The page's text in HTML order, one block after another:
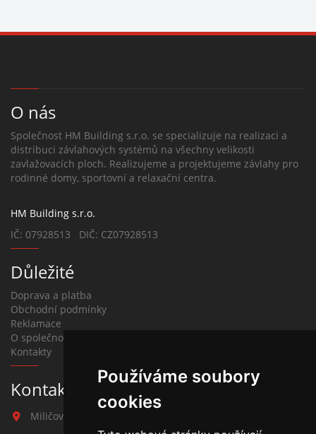
Používáme soubory
cookies
O nás
Společnost HM Building s.r.o. se specializuje na realizaci a
distribuci závlahových systémů na všechny velikosti
zavlažovacích ploch. Realizujeme a projektujeme závlahy pro
rodinné domy, sportovní a relaxační centra.
HM Building s.r.o.
IČ: 07928513 DIČ: CZ07928513
Důležité
Doprava a platba
Obchodní podmínky
Reklamace
O společnosti
Kontakty
Kontakt na závlahy
Miličova 541